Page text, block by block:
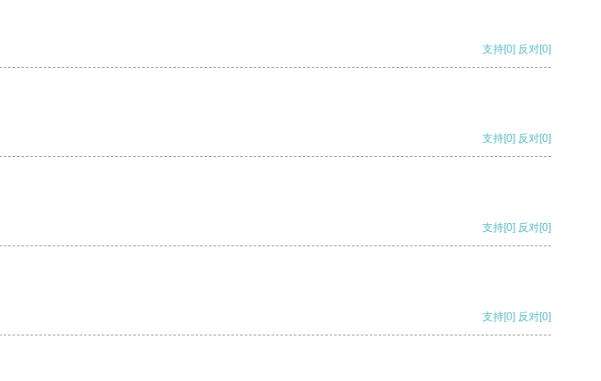
支持[0] 反对[0]
支持[0] 反对[0]
支持[0] 反对[0]
支持[0] 反对[0]